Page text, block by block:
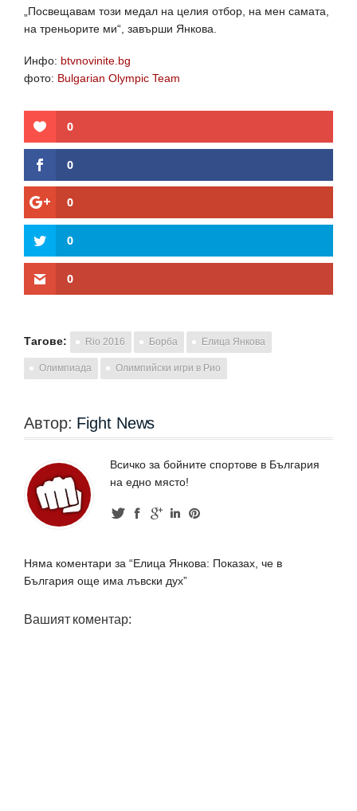
„Посвещавам този медал на целия отбор, на мен самата,
на треньорите ми“, завърши Янкова.
Инфо: btvnovinite.bg
фото: Bulgarian Olympic Team
0
0
0
0
0
Тагове: Rio 2016 Борба Елица Янкова
Олимпиада Олимпийски игри в Рио
Автор: Fight News
Всичко за бойните спортове в България
на едно място!
Няма коментари за “Елица Янкова: Показах, че в
България още има лъвски дух”
Вашият коментар: